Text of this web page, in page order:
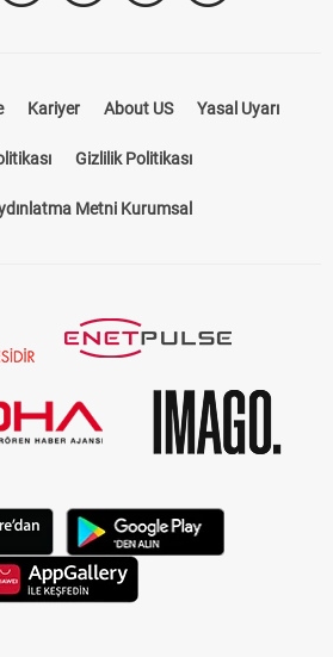
Kariyer About US Yasal Uyarı
Gizlilik Politikası
Metni Kurumsal